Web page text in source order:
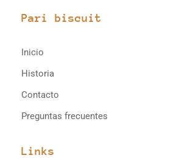
Pari biscuit
Inicio
Historia
Contacto
Preguntas frecuentes
Links